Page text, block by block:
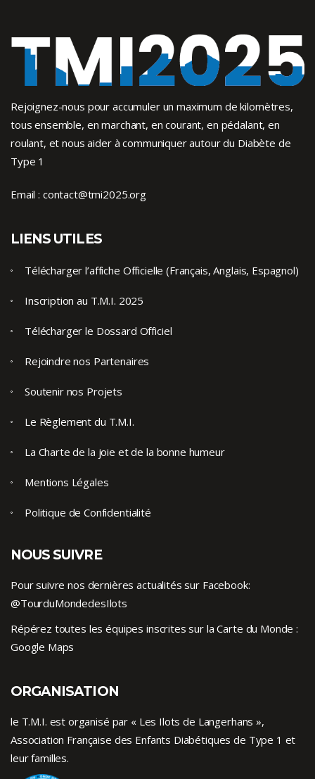
Rejoignez-nous pour accumuler un maximum de kilomètres,
tous ensemble, en marchant, en courant, en pédalant, en
roulant, et nous aider à communiquer autour du Diabète de
Type 1
Email : contact@tmi2025.org
LIENS UTILES
Télécharger l’affiche Officielle (Français, Anglais, Espagnol)
Inscription au T.M.I. 2025
Télécharger le Dossard Officiel
Rejoindre nos Partenaires
Soutenir nos Projets
Le Règlement du T.M.I.
La Charte de la joie et de la bonne humeur
Mentions Légales
Politique de Confidentialité
NOUS SUIVRE
Pour suivre nos dernières actualités sur Facebook:
@TourduMondedesIlots
Répérez toutes les équipes inscrites sur la Carte du Monde :
Google Maps
ORGANISATION
le T.M.I. est organisé par « Les Ilots de Langerhans »,
Association Française des Enfants Diabétiques de Type 1 et
leur familles.